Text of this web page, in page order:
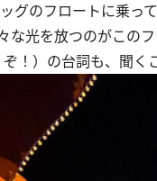
グのフロートに乗っ
な光を放つのがこの
！）の台詞も、聞く